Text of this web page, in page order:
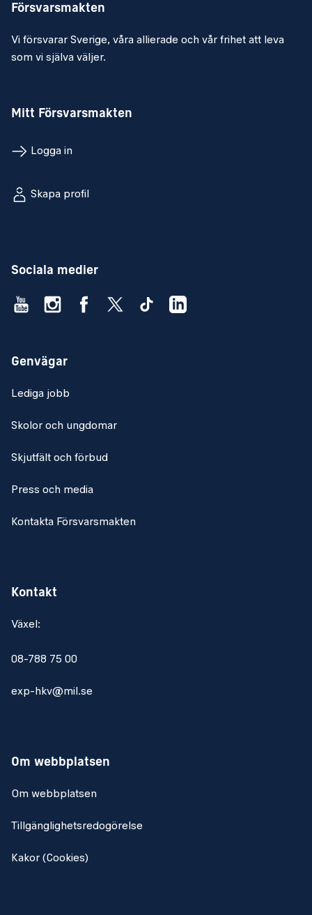
Försvarsmakten
Vi försvarar Sverige, våra allierade och vår frihet att leva
som vi själva väljer.
Mitt Försvarsmakten
Logga in
Skapa profil
Sociala medier
Genvägar
Lediga jobb
Skolor och ungdomar
Skjutfält och förbud
Press och media
Kontakta Försvarsmakten
Kontakt
Växel:
08-788 75 00
exp-hkv@mil.se
Om webbplatsen
Om webbplatsen
Tillgänglighetsredogörelse
Kakor (Cookies)